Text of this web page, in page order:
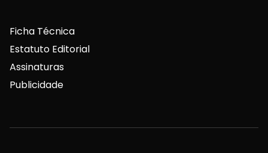
Ficha Técnica
Estatuto Editorial
Assinaturas
Publicidade